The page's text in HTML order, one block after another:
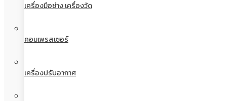
เครื่องมือช่าง เครื่องวัด
คอมเพรสเซอร์
เครื่องปรับอากาศ